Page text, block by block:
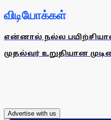
விடியோக்கள்
என்னால் நல்ல
முதல்வர் உறுதியான
Advertise with us